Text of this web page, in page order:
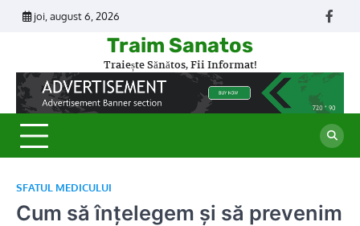
Skip
joi, august 6, 2026
Traim Sanatos
Traiește Sănătos, Fii Informat!
SFATUL MEDICULUI
Cum să înțelegem și să prevenim